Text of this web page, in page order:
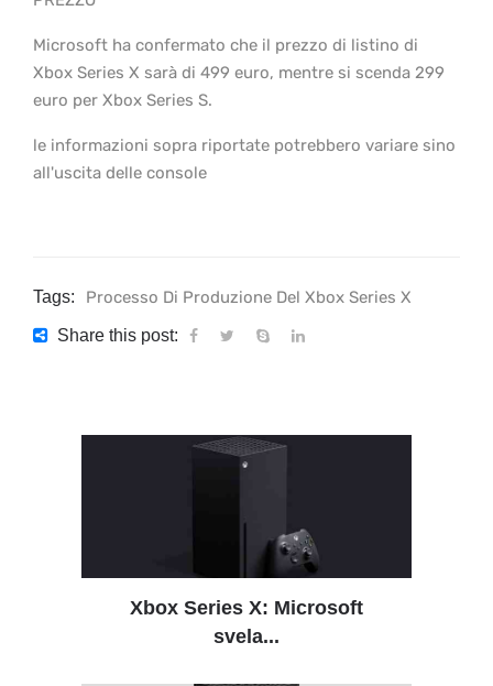
Microsoft ha confermato che il prezzo di listino di
Xbox Series X sarà di 499 euro, mentre si scenda 299
euro per Xbox Series S.
le informazioni sopra riportate potrebbero variare sino
all'uscita delle console
Tags: Processo Di Produzione Del Xbox Series X
Share this post:
Xbox Series X: Microsoft
svela...